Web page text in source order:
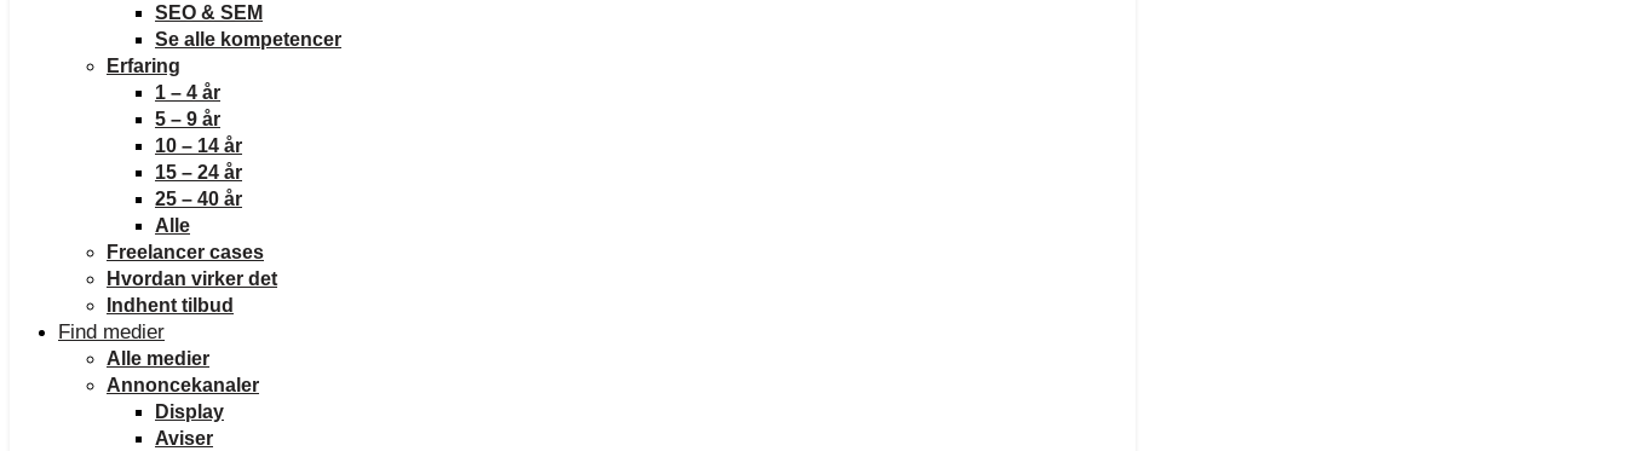
SEO & SEM
Se alle kompetencer
Erfaring
1 – 4 år
5 – 9 år
10 – 14 år
15 – 24 år
25 – 40 år
Alle
Freelancer cases
Hvordan virker det
Indhent tilbud
Find medier
Alle medier
Annoncekanaler
Display
Aviser